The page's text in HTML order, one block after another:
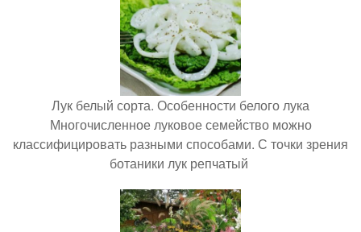
Лук белый сорта. Особенности белого лука
Многочисленное луковое семейство можно
классифицировать разными способами. С точки зрения
ботаники лук репчатый